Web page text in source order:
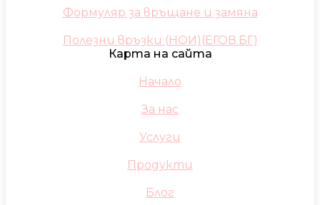
Формуляр за връщане и замяна
Полезни връзки (НОИ)(ЕГОВ.БГ)
Карта на сайта
Начало
За нас
Услуги
Продукти
Блог